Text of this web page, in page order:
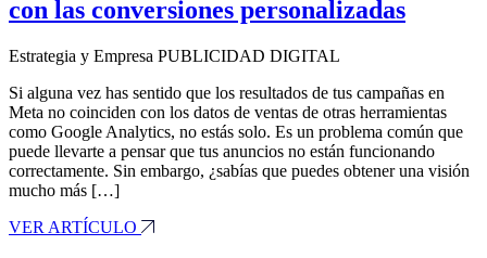
con las conversiones personalizadas
Estrategia y Empresa PUBLICIDAD DIGITAL
Si alguna vez has sentido que los resultados de tus campañas en
Meta no coinciden con los datos de ventas de otras herramientas
como Google Analytics, no estás solo. Es un problema común que
puede llevarte a pensar que tus anuncios no están funcionando
correctamente. Sin embargo, ¿sabías que puedes obtener una visión
mucho más […]
VER ARTÍCULO